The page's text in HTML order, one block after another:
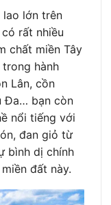
lao lớn trên
rất nhiều
chất miền Tây
hành
Lân, cồn
Đa… bạn còn
nổi tiếng với
đan giỏ từ
bình dị chính
đất này.